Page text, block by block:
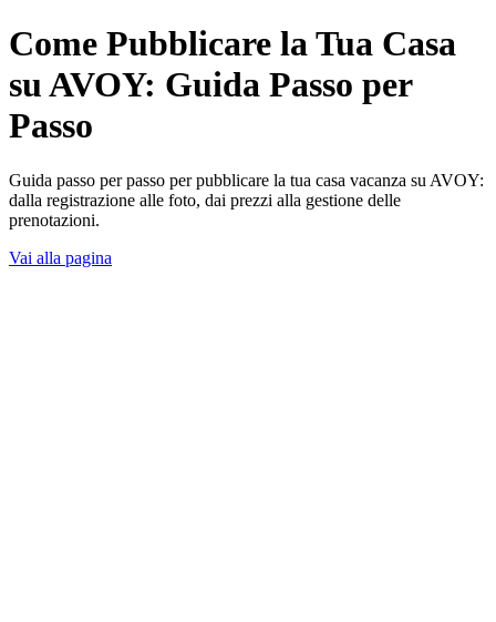
Come Pubblicare la Tua Casa
su AVOY: Guida Passo per
Passo
Guida passo per passo per pubblicare la tua casa vacanza su AVOY:
dalla registrazione alle foto, dai prezzi alla gestione delle
prenotazioni.
Vai alla pagina